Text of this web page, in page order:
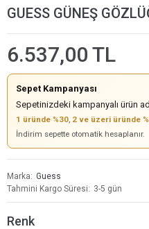
GUESS GÜNEŞ
6.537,00 TL
Sepet Kampanyası
Sepetinizdeki kampanyalı ürün
1 üründe %30, 2 ve üzeri üründe
İndirim sepette otomatik hesaplanır.
Marka
Guess
Tahmini Kargo Süresi
3-5 gün
Renk